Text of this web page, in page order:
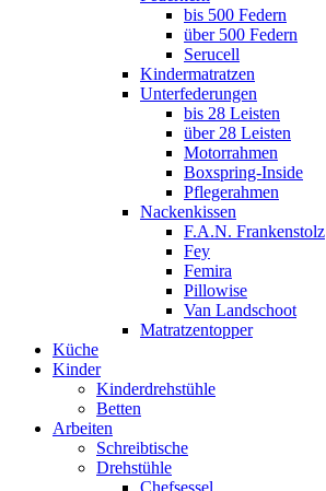
bis 500 Federn
über 500 Federn
Serucell
Kindermatratzen
Unterfederungen
bis 28 Leisten
über 28 Leisten
Motorrahmen
Boxspring-Inside
Pflegerahmen
Nackenkissen
F.A.N. Frankenstolz
Fey
Femira
Pillowise
Van Landschoot
Matratzentopper
Küche
Kinder
Kinderdrehstühle
Betten
Arbeiten
Schreibtische
Drehstühle
Chefsessel